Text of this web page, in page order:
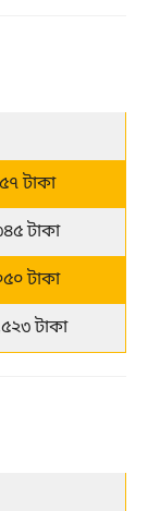
টাকা
টাকা
টাকা
টাকা